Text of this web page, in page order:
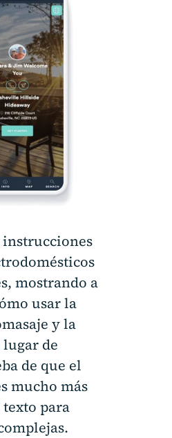
mostrando a
usar la
y la
de
de que el
mucho más
para